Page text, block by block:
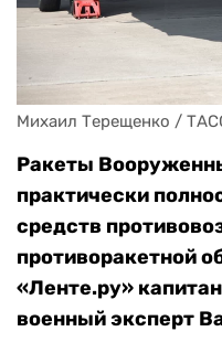
Михаил Терещенко /
Ракеты
практически
средств
противоракетной
«Ленте.ру»
военный эксперт